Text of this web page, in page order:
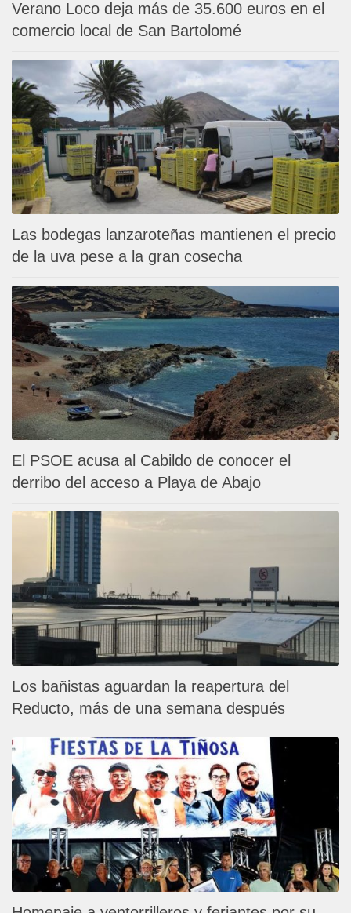
Verano Loco deja más de 35.600 euros en el
comercio local de San Bartolomé
Las bodegas lanzaroteñas mantienen el precio
de la uva pese a la gran cosecha
El PSOE acusa al Cabildo de conocer el
derribo del acceso a Playa de Abajo
Los bañistas aguardan la reapertura del
Reducto, más de una semana después